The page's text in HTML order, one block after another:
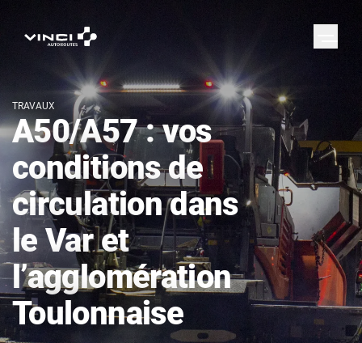
TRAVAUX
A50/A57 : vos
conditions de
circulation dans
le Var et
l’agglomération
Toulonnaise